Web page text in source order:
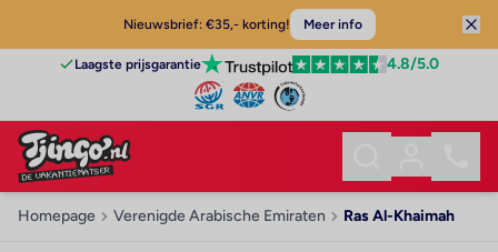
Nieuwsbrief: €35,- korting! Meer info
Laagste prijsgarantie 4.8/5.0
Homepage Verenigde Arabische Emiraten Ras Al-Khaimah